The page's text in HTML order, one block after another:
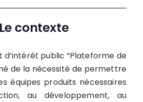
Le contexte
d’intérêt public “Plateforme de
né de la nécessité de permettre
équipes produits nécessaires
au développement, au